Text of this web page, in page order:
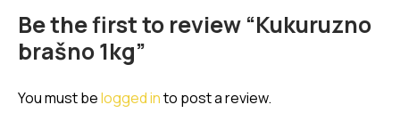
Be the first to review “Kukuruzno
brašno 1kg”
You must belogged into post a review.